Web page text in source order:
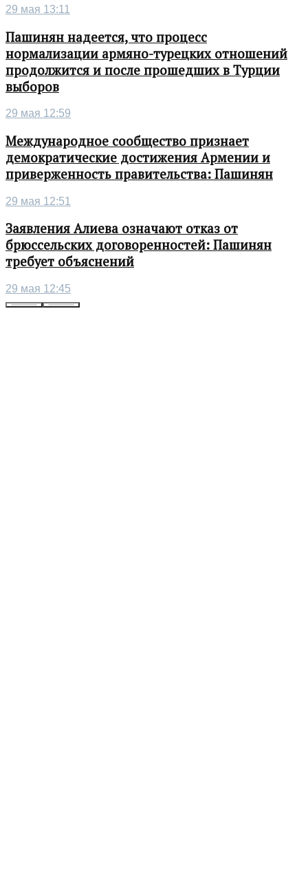
29 мая 13:11
Пашинян надеется, что процесс
нормализации армяно-турецких отношений
продолжится и после прошедших в Турции
выборов
29 мая 12:59
Международное сообщество признает
демократические достижения Армении и
приверженность правительства: Пашинян
29 мая 12:51
Заявления Алиева означают отказ от
брюссельских договоренностей: Пашинян
требует объяснений
29 мая 12:45